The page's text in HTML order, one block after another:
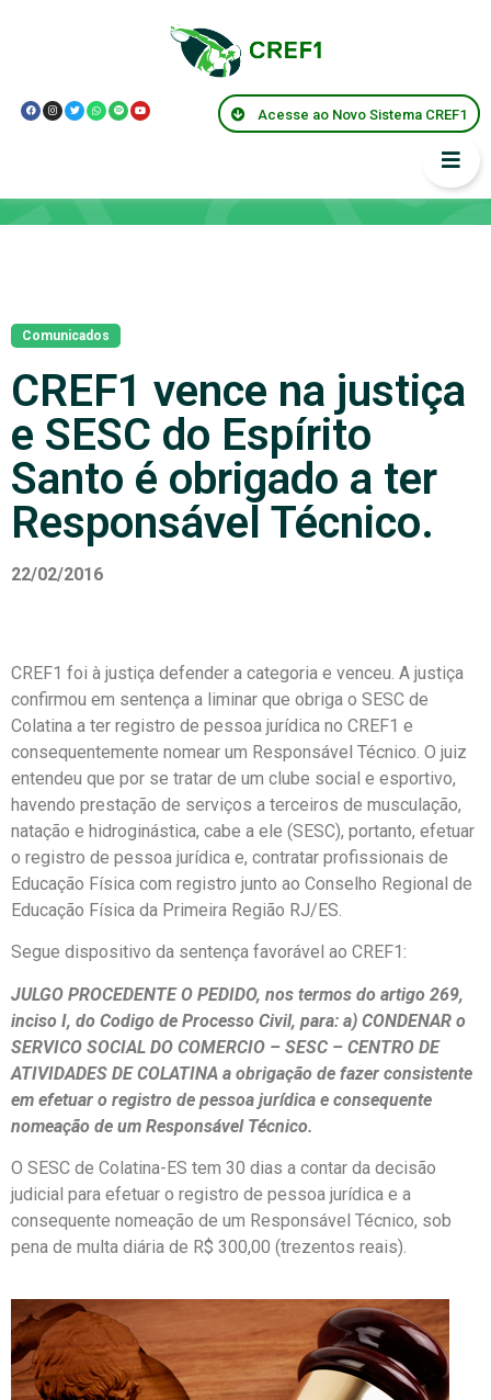
Acesse ao Novo Sistema CREF1
Comunicados
CREF1 vence na justiça
e SESC do Espírito
Santo é obrigado a ter
Responsável Técnico.
22/02/2016
CREF1 foi à justiça defender a categoria e venceu. A justiça
confirmou em sentença a liminar que obriga o SESC de
Colatina a ter registro de pessoa jurídica no CREF1 e
consequentemente nomear um Responsável Técnico. O juiz
entendeu que por se tratar de um clube social e esportivo,
havendo prestação de serviços a terceiros de musculação,
natação e hidroginástica, cabe a ele (SESC), portanto, efetuar
o registro de pessoa jurídica e, contratar profissionais de
Educação Física com registro junto ao Conselho Regional de
Educação Física da Primeira Região RJ/ES.
Segue dispositivo da sentença favorável ao CREF1:
JULGO PROCEDENTE O PEDIDO, nos termos do artigo 269,
inciso I, do Codigo de Processo Civil, para: a) CONDENAR o
SERVICO SOCIAL DO COMERCIO – SESC – CENTRO DE
ATIVIDADES DE COLATINA a obrigação de fazer consistente
em efetuar o registro de pessoa jurídica e consequente
nomeação de um Responsável Técnico.
O SESC de Colatina-ES tem 30 dias a contar da decisão
judicial para efetuar o registro de pessoa jurídica e a
consequente nomeação de um Responsável Técnico, sob
pena de multa diária de R$ 300,00 (trezentos reais).